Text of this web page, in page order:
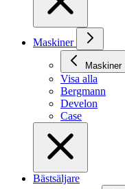
Maskiner
Maskiner
Visa alla
Bergmann
Develon
Case
Bästsäljare